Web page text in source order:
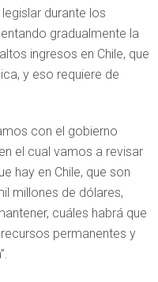
durante los
gradualmente la
ingresos en Chile, que
y eso requiere de
con el gobierno
el cual vamos a revisar
hay en Chile, que son
millones de dólares,
cuáles habrá que
permanentes y